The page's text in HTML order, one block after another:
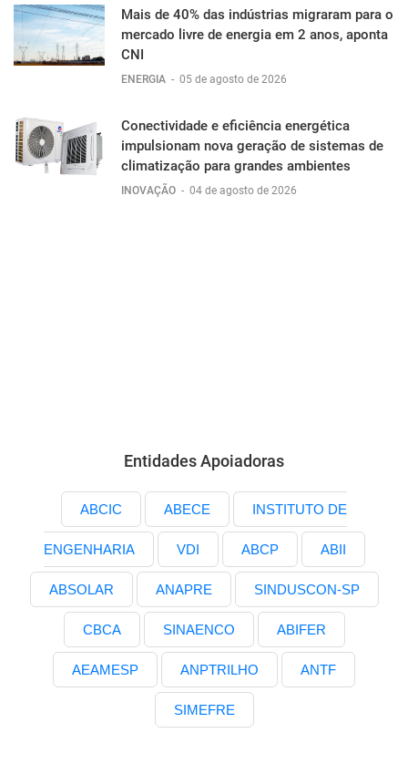
Mais de 40% das indústrias migraram para o
mercado livre de energia em 2 anos, aponta
CNI
ENERGIA - 05 de agosto de 2026
Conectividade e eficiência energética
impulsionam nova geração de sistemas de
climatização para grandes ambientes
INOVAÇÃO - 04 de agosto de 2026
Entidades Apoiadoras
ABCIC ABECE INSTITUTO DE
ENGENHARIA VDI ABCP ABII
ABSOLAR ANAPRE SINDUSCON-SP
CBCA SINAENCO ABIFER
AEAMESP ANPTRILHO ANTF
SIMEFRE